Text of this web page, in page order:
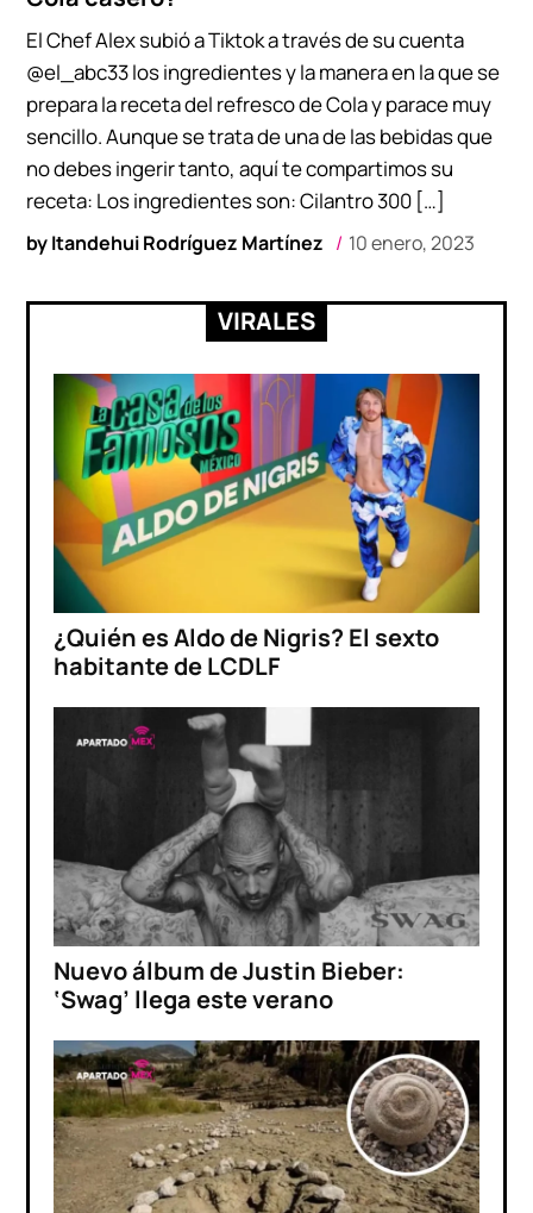
byItandehui Rodríguez Martínez 10 enero, 2023
El Chef Alex subió a Tiktok a través de su cuenta
@el_abc33 los ingredientes y la manera en la que se
prepara la receta del refresco de Cola y parace muy
sencillo. Aunque se trata de una de las bebidas que
no debes ingerir tanto, aquí te compartimos su
receta: Los ingredientes son: Cilantro 300 […]
VIRALES
¿Quién es Aldo de Nigris? El sexto
habitante de LCDLF
Nuevo álbum de Justin Bieber:
‘Swag’ llega este verano